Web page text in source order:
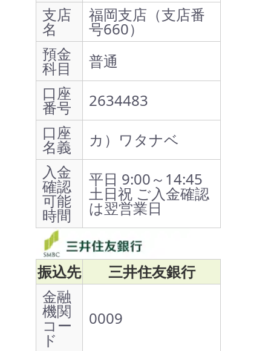
支店
名
福岡支店（支店番
号660）
預金
科目
普通
口座
番号
2634483
口座
名義
カ）ワタナベ
入金
確認
可能
時間
平日 9:00～14:45
土日祝 ご入金確認
は翌営業日
振込先
三井住友銀行
金融
機関
コー
ド
0009